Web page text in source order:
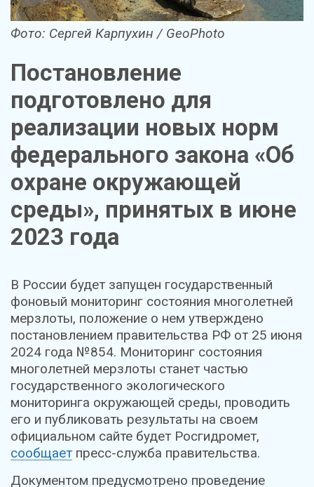
Фото: Сергей Карпухин / GeoPhoto
Постановление
подготовлено для
реализации новых норм
федерального закона «Об
охране окружающей
среды», принятых в июне
2023 года
В России будет запущен государственный
фоновый мониторинг состояния многолетней
мерзлоты, положение о нем утверждено
постановлением правительства РФ от 25 июня
2024 года №854. Мониторинг состояния
многолетней мерзлоты станет частью
государственного экологического
мониторинга окружающей среды, проводить
его и публиковать результаты на своем
официальном сайте будет Росгидромет,
сообщает пресс-служба правительства.
Документом предусмотрено проведение